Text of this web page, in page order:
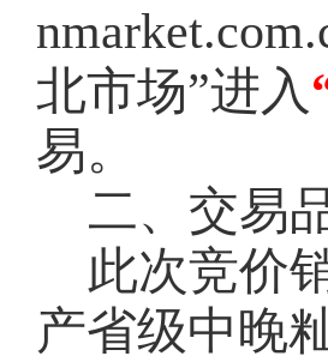
北市场”进入
易。
二、交易
此次竞价
产省级中晚